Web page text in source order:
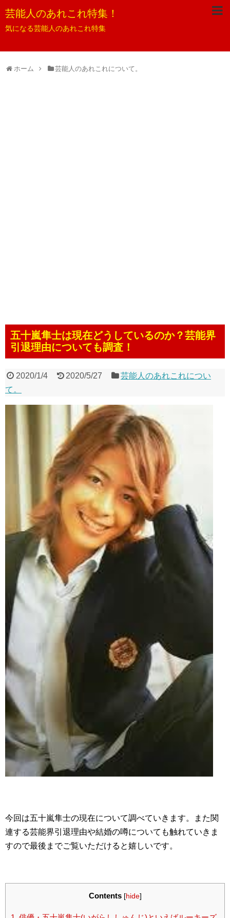
芸能人のあれこれ特集！
気になる芸能人のあれこれ特集
ホーム 芸能人のあれこれについて。
五十嵐隼士は現在どうしているのか？芸能界
引退理由についても調査！
2020/1/4 2020/5/27
芸能人のあれこれについ
て。
今回は五十嵐隼士の現在について調べていきます。また関
連する芸能界引退理由や結婚の噂についても触れていきま
すので最後までご覧いただけると嬉しいです。
Contents [hide]